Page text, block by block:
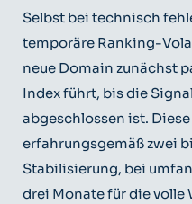
Selbst bei technisch
temporäre Ranking-
neue Domain zunächst
Index führt, bis die
abgeschlossen ist.
erfahrungsgemäß zwei
Stabilisierung, bei
drei Monate für die volle